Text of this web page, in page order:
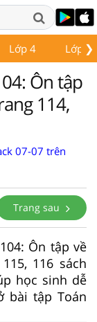
❯
Lớp 4 Lớp 5
Ôn tập
114,
07-07 trên
Trang sau
Ôn tập về
116 sách
học sinh dễ
bài tập Toán